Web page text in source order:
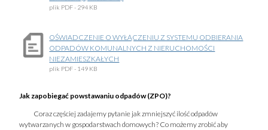
plik PDF- 294 KB
OŚWIADCZENIE O WYŁĄCZENIU Z SYSTEMU ODBIERANIA
ODPADÓW KOMUNALNYCH Z NIERUCHOMOŚCI
NIEZAMIESZKAŁYCH
plik PDF- 149 KB
Jak zapobiegać powstawaniu odpadów (ZPO)?
Coraz częściej zadajemy pytanie jak zmniejszyć ilość odpadów
wytwarzanych w gospodarstwach domowych? Co możemy zrobić aby